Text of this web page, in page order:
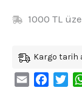
1000 TL
Kargo tarih
Email